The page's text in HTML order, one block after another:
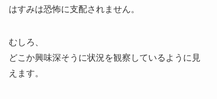
はすみは恐怖に支配されません。
むしろ、
どこか興味深そうに状況を観察しているように見
えます。